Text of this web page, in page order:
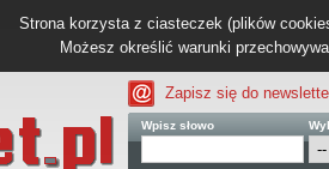
Strona korzysta z ciasteczek (plików
Możesz określić warunki
Zapisz się do
Wpisz słowo